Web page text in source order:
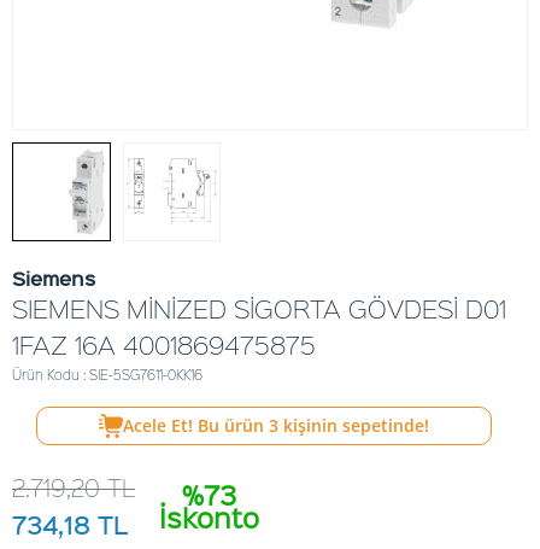
Siemens
SIEMENS MİNİZED SİGORTA GÖVDESİ D01
1FAZ 16A 4001869475875
Ürün Kodu : SIE-5SG7611-0KK16
Acele Et! Bu ürün 3 kişinin sepetinde!
%73
İskonto
2.719,20TL
734,18 TL